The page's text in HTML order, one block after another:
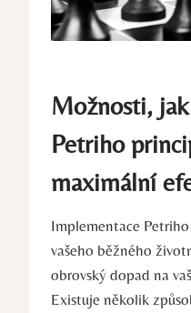
Možnosti,
Petriho
maximální
Implementace
vašeho běžného‍
‍obrovský dopad na
Existuje několik